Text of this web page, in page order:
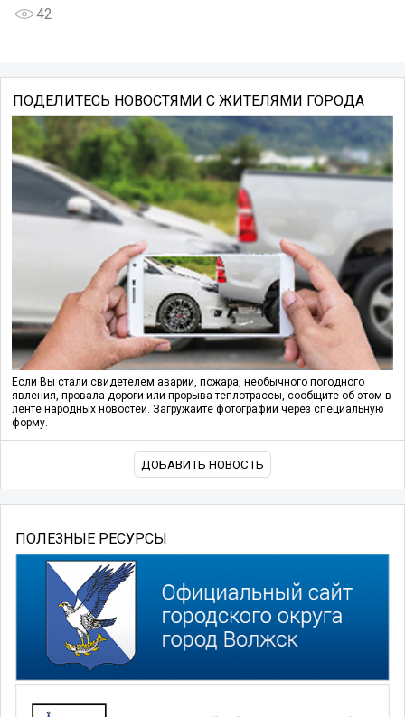
42
ПОДЕЛИТЕСЬ НОВОСТЯМИ С ЖИТЕЛЯМИ ГОРОДА
Если Вы стали свидетелем аварии, пожара, необычного погодного
явления, провала дороги или прорыва теплотрассы, сообщите об этом в
ленте народных новостей. Загружайте фотографии через специальную
форму.
ДОБАВИТЬ НОВОСТЬ
ПОЛЕЗНЫЕ РЕСУРСЫ